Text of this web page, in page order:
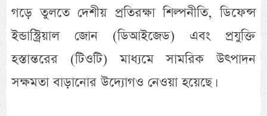
গড়ে তুলতে দেশীয় প্রতিরক্ষা শিল্পনীতি, ডিফেন্স
ইন্ডাস্ট্রিয়াল জোন (ডিআইজেড) এবং প্রযুক্তি
হস্তান্তরের (টিওটি) মাধ্যমে সামরিক উৎপাদন
সক্ষমতা বাড়ানোর উদ্যোগও নেওয়া হয়েছে।